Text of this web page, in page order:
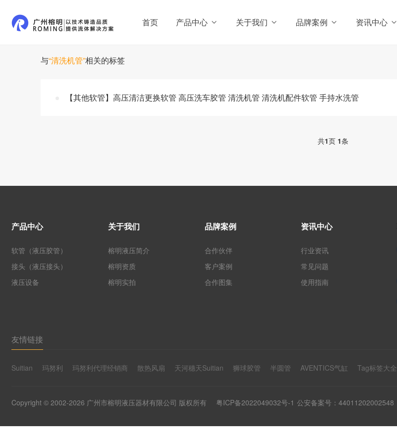
首页 产品中心 关于我们 品牌案例 资讯中心
与“清洗机管”相关的标签
【其他软管】高压清洁更换软管 高压洗车胶管 清洗机管 清洗机配件软管 手持水洗管
共1页 1条
产品中心
软管（液压胶管）
接头（液压接头）
液压设备
关于我们
榕明液压简介
榕明资质
榕明实拍
品牌案例
合作伙伴
客户案例
合作图集
资讯中心
行业资讯
常见问题
使用指南
友情链接
Suitian 玛努利 玛努利代理经销商 散热风扇 天河穗天Suitian 狮球胶管 半圆管 AVENTICS气缸 Tag标签大全
Copyright © 2002-2026 广州市榕明液压器材有限公司 版权所有 粤ICP备2022049032号-1 公安备案号：44011202002548